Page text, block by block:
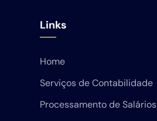
Links
Home
Serviços de Contabilidade
Processamento de Salários